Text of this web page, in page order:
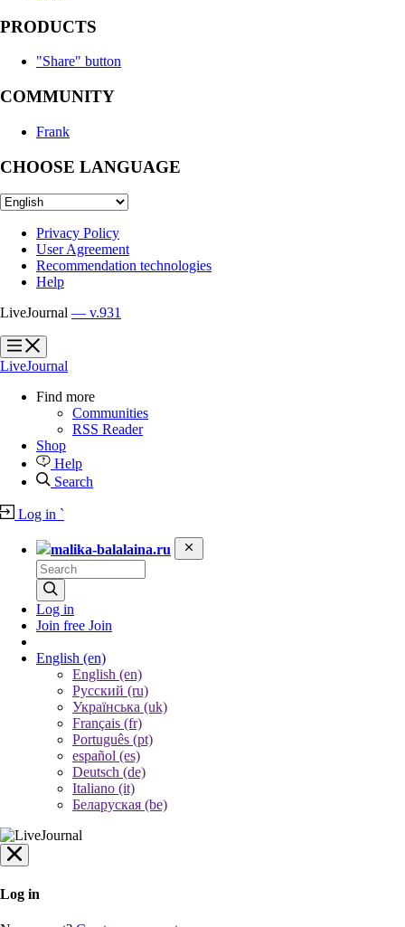
PRODUCTS
"Share" button
COMMUNITY
Frank
CHOOSE LANGUAGE
Privacy Policy
User Agreement
Recommendation technologies
Help
LiveJournal — v.931
?
?
LiveJournal
Find more
Communities
RSS Reader
Shop
Help
Search
Log in `
malika-balalaina.ru
Log in
Join free Join
English (en)
English (en)
Русский (ru)
Українська (uk)
Français (fr)
Português (pt)
español (es)
Deutsch (de)
Italiano (it)
Беларуская (be)
Log in